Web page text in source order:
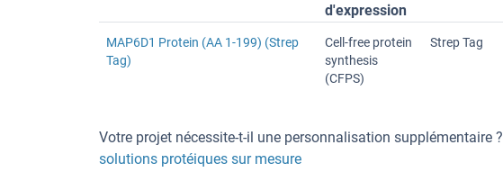
d'expression
MAP6D1 Protein (AA 1-199) (Strep
Tag)
Cell-free protein
synthesis
(CFPS)
Strep Tag
Votre projet nécessite-t-il une personnalisation supplémentaire ?
solutions protéiques sur mesure